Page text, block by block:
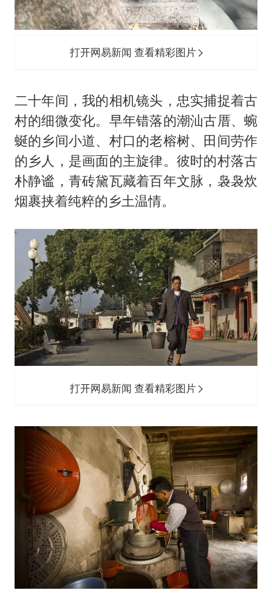
打开网易新闻 查看精彩图片
二十年间，我的相机镜头，忠实捕捉着古
村的细微变化。早年错落的潮汕古厝、蜿
蜒的乡间小道、村口的老榕树、田间劳作
的乡人，是画面的主旋律。彼时的村落古
朴静谧，青砖黛瓦藏着百年文脉，袅袅炊
烟裹挟着纯粹的乡土温情。
打开网易新闻 查看精彩图片